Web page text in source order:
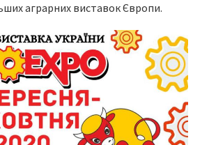
аграрних виставок Європи.